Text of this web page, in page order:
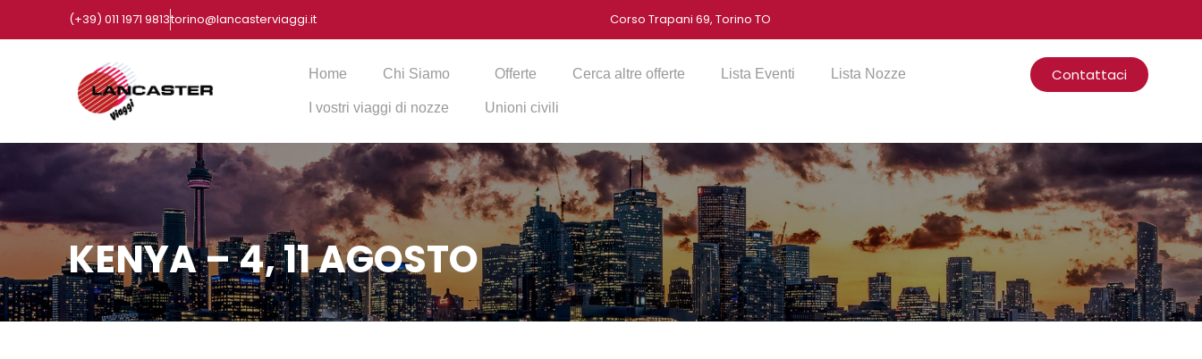
(+39) 011 1971 9813torino@lancasterviaggi.it Corso Trapani 69, Torino TO
Home Chi Siamo Offerte Cerca altre offerte Lista Eventi Lista Nozze
I vostri viaggi di nozze Unioni civili
Contattaci
KENYA – 4, 11 AGOSTO